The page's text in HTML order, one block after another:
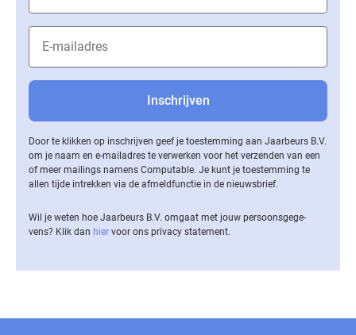
Door te klikken op inschrijven geef je toestemming aan Jaarbeurs B.V.
om je naam en e-mailadres te verwerken voor het verzenden van een
of meer mailings namens Computable. Je kunt je toestemming te
allen tijde intrekken via de af­meld­func­tie in de nieuwsbrief.
Wil je weten hoe Jaarbeurs B.V. omgaat met jouw per­soons­ge­ge­
vens? Klik dan hier voor ons privacy statement.